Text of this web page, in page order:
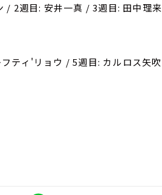
/ 2週目: 安井一真 / 3週目: 田中理来
ティ'リョウ / 5週目: カルロス矢吹